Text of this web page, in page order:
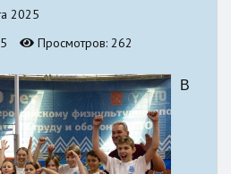
2025
Просмотров: 262
В